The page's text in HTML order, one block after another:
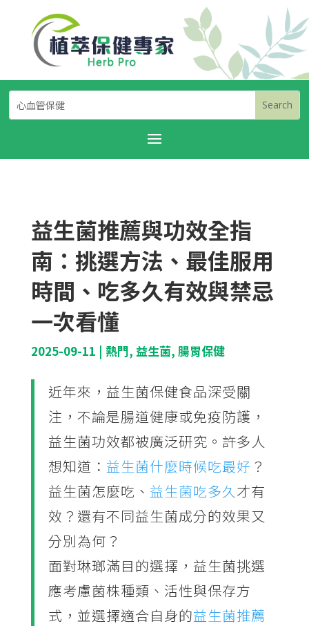
益生菌推薦與功效全指
南：挑選方法、最佳服用
時間、吃多久有效與禁忌
一次看懂
2025-09-11 | 熱門, 益生菌, 腸胃保健
近年來，益生菌保健食品深受關
注，不論是腸道健康或免疫防護，
益生菌功效都被廣泛研究。許多人
想知道： 益生菌什麼時候吃最好 ？
益生菌怎麼吃、 益生菌吃多久才有
效？還有不同益生菌成分的效果又
分別為何？
面對琳瑯滿目的選擇，益生菌挑選
應考慮菌株種類、活性與保存方
式，並選擇適合自身的益生菌推薦